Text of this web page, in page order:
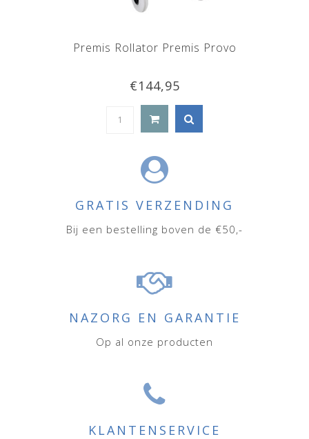
Premis Rollator Premis Provo
€144,95
GRATIS VERZENDING
Bij een bestelling boven de €50,-
NAZORG EN GARANTIE
Op al onze producten
KLANTENSERVICE